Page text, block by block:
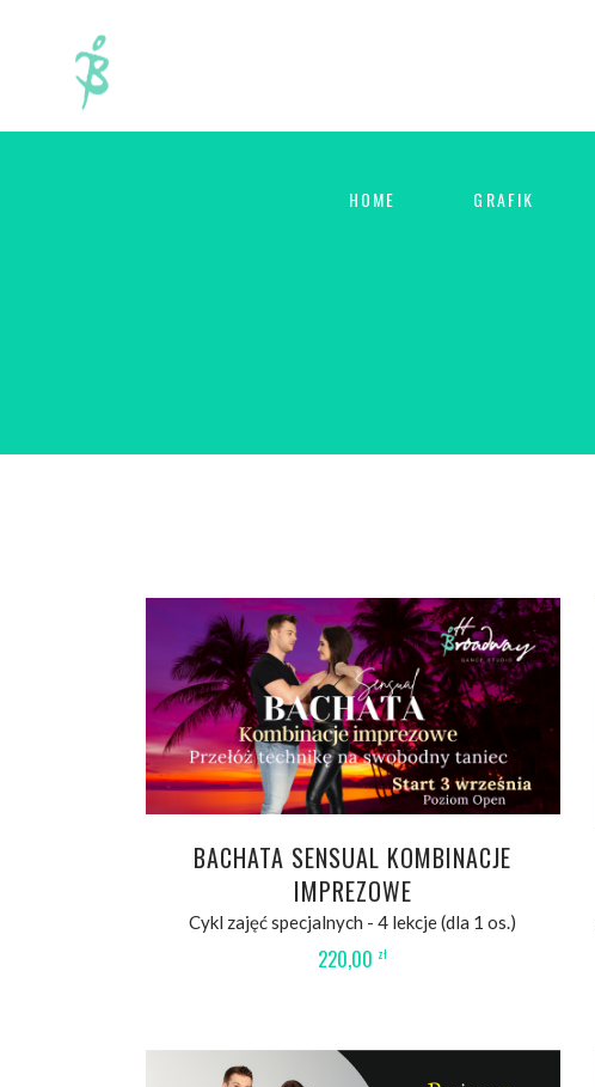
HOME GRAFIK
WYBIERZ OPCJE
BACHATA SENSUAL KOMBINACJE
IMPREZOWE
Cykl zajęć specjalnych - 4 lekcje (dla 1 os.)
220,00 zł